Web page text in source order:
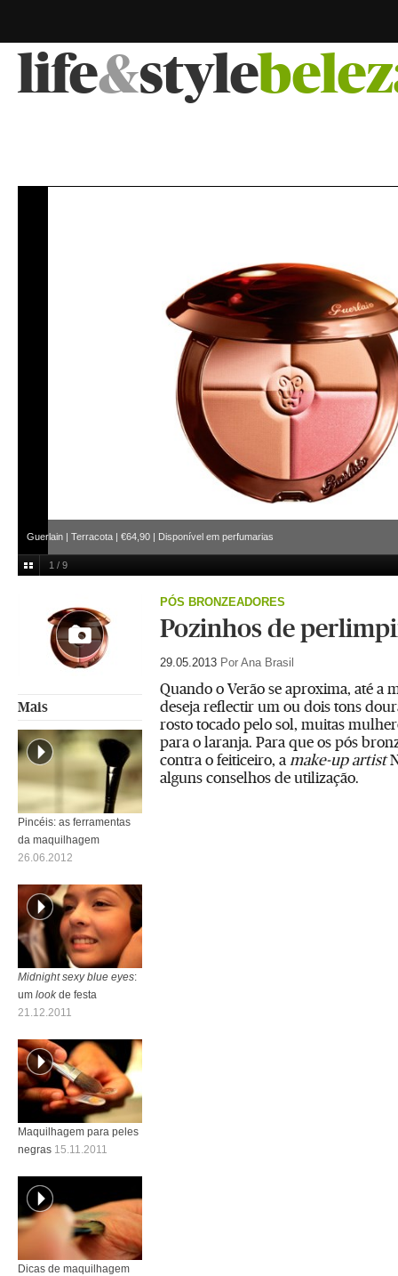
life&style
Guerlain | Terracota | €64,90 | Disponível em perfumarias
1 / 9
PÓS BRONZEADORES
Pozinhos de
29.05.2013 Por Ana Brasil
Quando o Verão se aproxima, até a
deseja reflectir um ou dois tons
rosto tocado pelo sol, muitas
para o laranja. Para que os pós
contra o feiticeiro, a make-up artist
alguns conselhos de utilização.
Mais
Pincéis: as ferramentas
da maquilhagem
26.06.2012
Midnight sexy blue eyes:
um look de festa
21.12.2011
Maquilhagem para peles
negras 15.11.2011
Dicas de maquilhagem